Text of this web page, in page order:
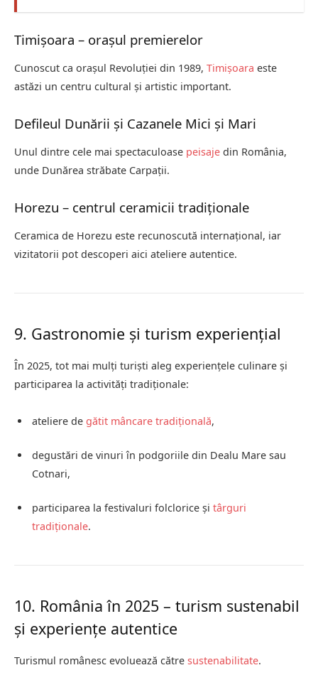
Timișoara – orașul premierelor
Cunoscut ca orașul Revoluției din 1989, Timișoara este
astăzi un centru cultural și artistic important.
Defileul Dunării și Cazanele Mici și Mari
Unul dintre cele mai spectaculoase peisaje din România,
unde Dunărea străbate Carpații.
Horezu – centrul ceramicii tradiționale
Ceramica de Horezu este recunoscută internațional, iar
vizitatorii pot descoperi aici ateliere autentice.
9. Gastronomie și turism experiențial
În 2025, tot mai mulți turiști aleg experiențele culinare și
participarea la activități tradiționale:
ateliere de gătit mâncare tradițională,
degustări de vinuri în podgoriile din Dealu Mare sau
Cotnari,
participarea la festivaluri folclorice și târguri
tradiționale.
10. România în 2025 – turism sustenabil
și experiențe autentice
Turismul românesc evoluează către sustenabilitate.